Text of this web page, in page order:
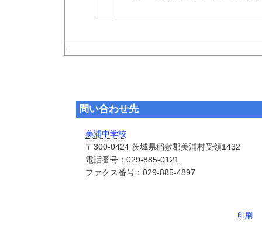
問い合わせ先
美浦中学校
〒300-0424 茨城県稲敷郡美浦村受領1432
電話番号：029-885-0121
ファクス番号：029-885-4897
印刷